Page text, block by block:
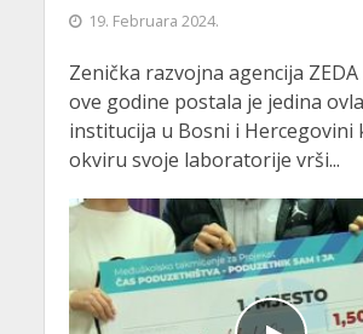
19. Februara 2024.
Zenička razvojna agencija
ove godine postala je jedina
institucija u Bosni i Hercegovini
okviru svoje laboratorije vrši...